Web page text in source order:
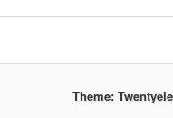
Theme: